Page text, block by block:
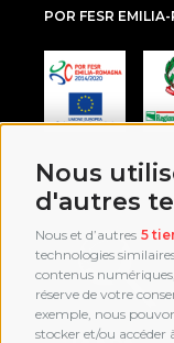
Nous
d'autres
Nous et d’autres 5
technologies
contenus
réserve de votre
exemple, nous
stocker et/ou
POR FESR
AWARD